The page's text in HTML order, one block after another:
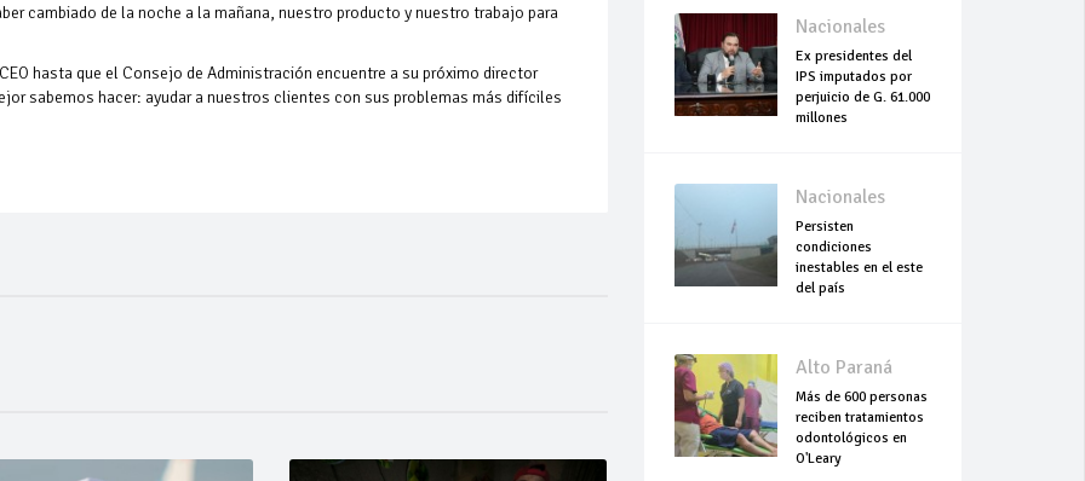
cambiado de la noche a la mañana, nuestro producto y nuestro trabajo para
hasta que el Consejo de Administración encuentre a su próximo director
sabemos hacer: ayudar a nuestros clientes con sus problemas más difíciles
Nacionales
Ex presidentes del
IPS imputados por
perjuicio de G. 61.000
millones
Nacionales
Persisten
condiciones
inestables en el este
del país
Alto Paraná
Más de 600 personas
reciben tratamientos
odontológicos en
O'Leary